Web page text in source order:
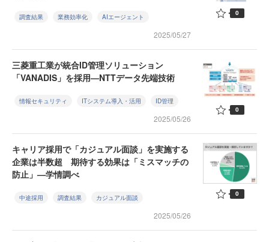
調査結果 業務効率化 AIエージェント
2025/05/27
0
三菱重工業が統合ID管理ソリューション
「VANADIS」を採用—NTTデータ先端技術
情報セキュリティ ITシステム導入・活用 ID管理
2025/05/26
0
キャリア採用で「カジュアル面談」を実施する
企業は半数超 期待する効果は「ミスマッチの
防止」—学情調べ
中途採用 調査結果 カジュアル面談
2025/05/26
0